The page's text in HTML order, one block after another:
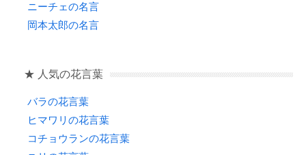
ニーチェの名言
岡本太郎の名言
★ 人気の花言葉
バラの花言葉
ヒマワリの花言葉
コチョウランの花言葉